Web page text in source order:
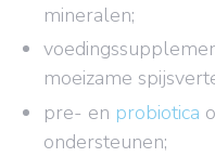
mineralen;
moeizame
pre- en probiotica
ondersteunen;